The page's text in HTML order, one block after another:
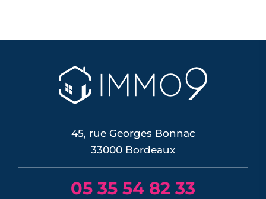
45, rue Georges Bonnac
33000 Bordeaux
05 35 54 82 33